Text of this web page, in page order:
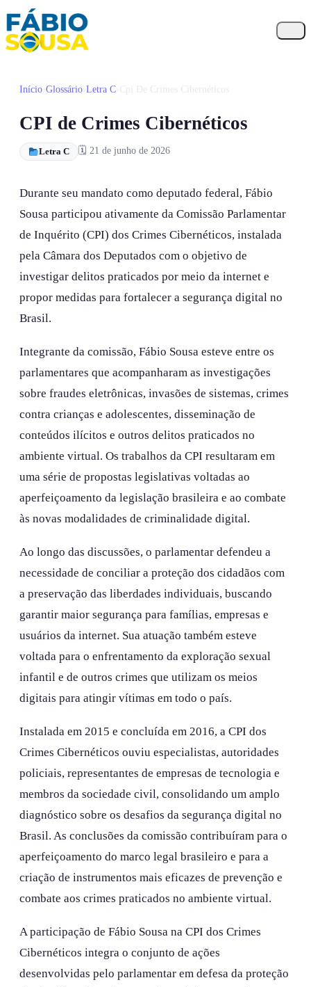
Início
Propostas
Biografia
Contato
Início Glossário Letra C Cpi De Crimes Cibernéticos
CPI de Crimes Cibernéticos
Letra C 🗓 21 de junho de 2026
Durante seu mandato como deputado federal, Fábio
Sousa participou ativamente da Comissão Parlamentar
de Inquérito (CPI) dos Crimes Cibernéticos, instalada
pela Câmara dos Deputados com o objetivo de
investigar delitos praticados por meio da internet e
propor medidas para fortalecer a segurança digital no
Brasil.
Integrante da comissão, Fábio Sousa esteve entre os
parlamentares que acompanharam as investigações
sobre fraudes eletrônicas, invasões de sistemas, crimes
contra crianças e adolescentes, disseminação de
conteúdos ilícitos e outros delitos praticados no
ambiente virtual. Os trabalhos da CPI resultaram em
uma série de propostas legislativas voltadas ao
aperfeiçoamento da legislação brasileira e ao combate
às novas modalidades de criminalidade digital.
Ao longo das discussões, o parlamentar defendeu a
necessidade de conciliar a proteção dos cidadãos com
a preservação das liberdades individuais, buscando
garantir maior segurança para famílias, empresas e
usuários da internet. Sua atuação também esteve
voltada para o enfrentamento da exploração sexual
infantil e de outros crimes que utilizam os meios
digitais para atingir vítimas em todo o país.
Instalada em 2015 e concluída em 2016, a CPI dos
Crimes Cibernéticos ouviu especialistas, autoridades
policiais, representantes de empresas de tecnologia e
membros da sociedade civil, consolidando um amplo
diagnóstico sobre os desafios da segurança digital no
Brasil. As conclusões da comissão contribuíram para o
aperfeiçoamento do marco legal brasileiro e para a
criação de instrumentos mais eficazes de prevenção e
combate aos crimes praticados no ambiente virtual.
A participação de Fábio Sousa na CPI dos Crimes
Cibernéticos integra o conjunto de ações
desenvolvidas pelo parlamentar em defesa da proteção